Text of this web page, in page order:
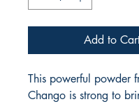
Add to
This powerful powder
Chango is strong to